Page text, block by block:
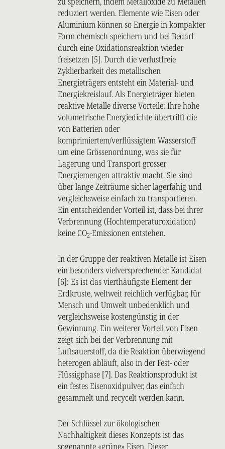
reduziert werden. Elemente wie Eisen oder
Aluminium können so Energie in kompakter
Form chemisch speichern und bei Bedarf
durch eine Oxidationsreaktion wieder
freisetzen [5]. Durch die verlustfreie
Zyklierbarkeit des metallischen
Energieträgers entsteht ein Material- und
Energiekreislauf. Als Energieträger bieten
reaktive Metalle diverse Vorteile: Ihre hohe
volumetrische Energiedichte übertrifft die
von Batterien oder
komprimiertem/verflüssigtem Wasserstoff
um eine Grössenordnung, was sie für
Lagerung und Transport grosser
Energiemengen attraktiv macht. Sie sind
über lange Zeiträume sicher lagerfähig und
vergleichsweise einfach zu transportieren.
Ein entscheidender Vorteil ist, dass bei ihrer
Verbrennung (Hochtemperaturoxidation)
keine CO2-Emissionen entstehen.
In der Gruppe der reaktiven Metalle ist Eisen
ein besonders vielversprechender Kandidat
[6]: Es ist das vierthäufigste Element der
Erdkruste, weltweit reichlich verfügbar, für
Mensch und Umwelt unbedenklich und
vergleichsweise kostengünstig in der
Gewinnung. Ein weiterer Vorteil von Eisen
zeigt sich bei der Verbrennung mit
Luftsauerstoff, da die Reaktion überwiegend
heterogen abläuft, also in der Fest- oder
Flüssigphase [7]. Das Reaktionsprodukt ist
ein festes Eisenoxidpulver, das einfach
gesammelt und recycelt werden kann.
Der Schlüssel zur ökologischen
Nachhaltigkeit dieses Konzepts ist das
sogenannte «grüne» Eisen. Dieser